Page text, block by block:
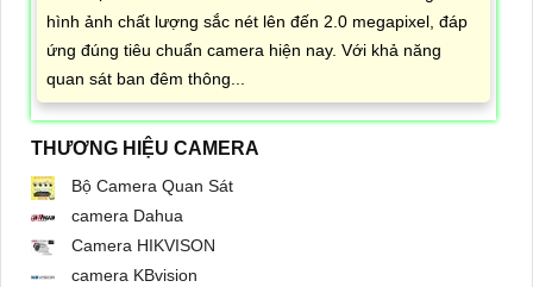
hình ảnh chất lượng sắc nét lên đến 2.0 megapixel, đáp
ứng đúng tiêu chuẩn camera hiện nay. Với khả năng
quan sát ban đêm thông...
THƯƠNG HIỆU CAMERA
Bộ Camera Quan Sát
camera Dahua
Camera HIKVISON
camera KBvision